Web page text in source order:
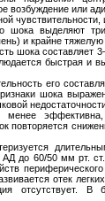
возбуждение или
шока выделяют
и крайне тяжелую
шока
быстрая и
его
шока
менее
повторяется
до 60/50 мм рт.
отек
отсутствует. В